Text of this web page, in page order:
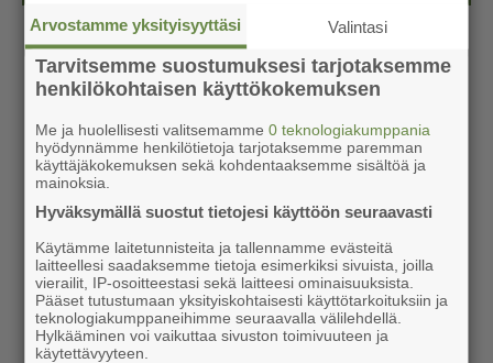
Arvostamme yksityisyyttäsi Valintasi
Tarvitsemme suostumuksesi tarjotaksemme
henkilökohtaisen käyttökokemuksen
Me ja huolellisesti valitsemamme0 teknologiakumppania
hyödynnämme henkilötietoja tarjotaksemme paremman
käyttäjäkokemuksen sekä kohdentaaksemme sisältöä ja
mainoksia.
Hyväksymällä suostut tietojesi käyttöön seuraavasti
Käytämme laitetunnisteita ja tallennamme evästeitä
laitteellesi saadaksemme tietoja esimerkiksi sivuista, joilla
vierailit, IP-osoitteestasi sekä laitteesi ominaisuuksista.
Pääset tutustumaan yksityiskohtaisesti käyttötarkoituksiin ja
teknologiakumppaneihimme seuraavalla välilehdellä.
Hylkääminen voi vaikuttaa sivuston toimivuuteen ja
käytettävyyteen.